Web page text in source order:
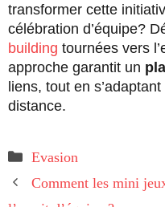
transformer cette
célébration d’équipe?
building tournées vers
approche garantit un
liens, tout en
distance.
Catégories
Evasion
Comment les mini